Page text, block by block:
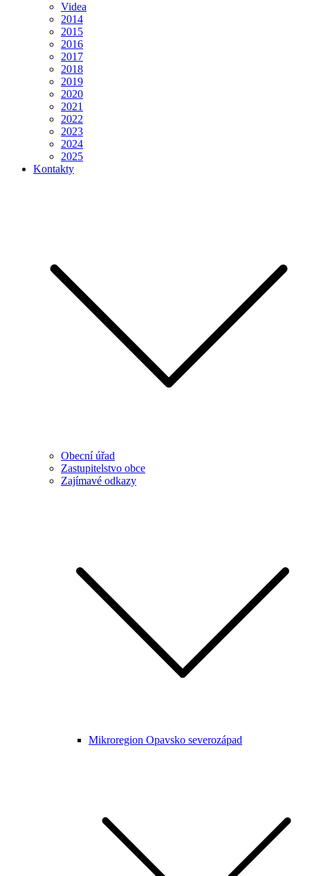
Videa
2014
2015
2016
2017
2018
2019
2020
2021
2022
2023
2024
2025
Kontakty
Obecní úřad
Zastupitelstvo obce
Zajímavé odkazy
Mikroregion Opavsko severozápad